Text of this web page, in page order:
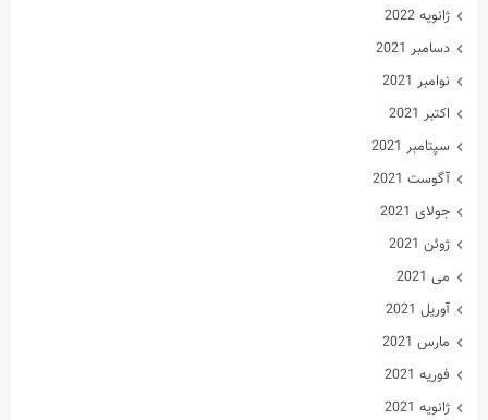
ژانویه 2022
دسامبر 2021
نوامبر 2021
اکتبر 2021
سپتامبر 2021
آگوست 2021
جولای 2021
ژوئن 2021
می 2021
آوریل 2021
مارس 2021
فوریه 2021
ژانویه 2021